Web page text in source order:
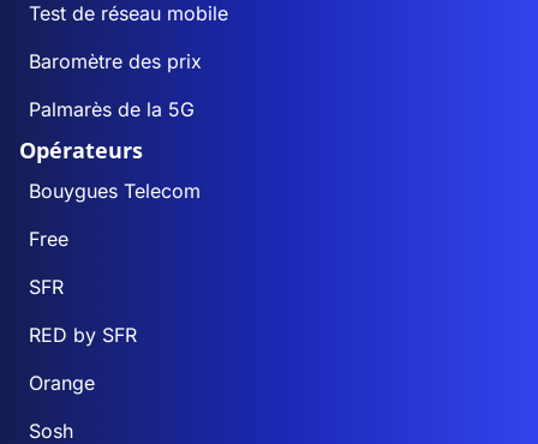
Test de réseau mobile
Baromètre des prix
Palmarès de la 5G
Opérateurs
Bouygues Telecom
Free
SFR
RED by SFR
Orange
Sosh